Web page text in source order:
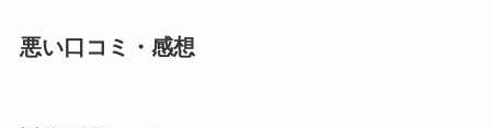
悪い口コミ・感想